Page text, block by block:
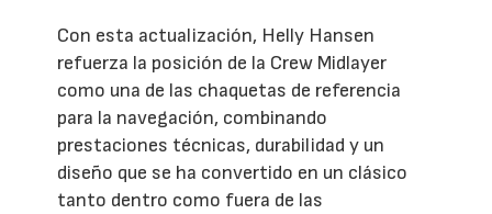
Con esta actualización, Helly Hansen
refuerza la posición de la Crew Midlayer
como una de las chaquetas de referencia
para la navegación, combinando
prestaciones técnicas, durabilidad y un
diseño que se ha convertido en un clásico
tanto dentro como fuera de las